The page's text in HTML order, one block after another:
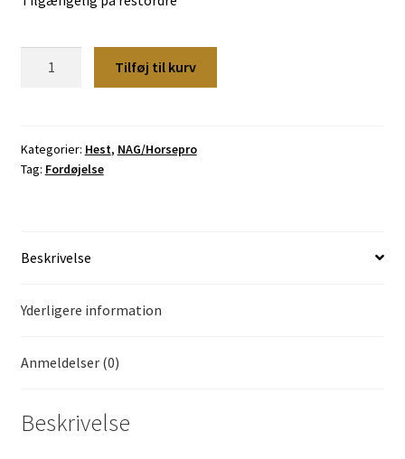
antal
Tilføj til kurv
Kategorier: Hest, NAG/Horsepro
Tag: Fordøjelse
Beskrivelse
Yderligere information
Anmeldelser (0)
Beskrivelse